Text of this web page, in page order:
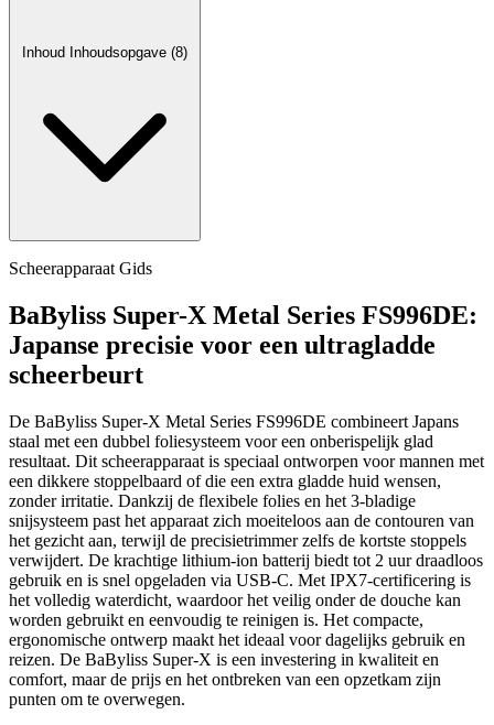
Inhoud Inhoudsopgave (8)
Scheerapparaat Gids
BaByliss Super-X Metal Series FS996DE:
Japanse precisie voor een ultragladde
scheerbeurt
De BaByliss Super-X Metal Series FS996DE combineert Japans
staal met een dubbel foliesysteem voor een onberispelijk glad
resultaat. Dit scheerapparaat is speciaal ontworpen voor mannen met
een dikkere stoppelbaard of die een extra gladde huid wensen,
zonder irritatie. Dankzij de flexibele folies en het 3-bladige
snijsysteem past het apparaat zich moeiteloos aan de contouren van
het gezicht aan, terwijl de precisietrimmer zelfs de kortste stoppels
verwijdert. De krachtige lithium-ion batterij biedt tot 2 uur draadloos
gebruik en is snel opgeladen via USB-C. Met IPX7-certificering is
het volledig waterdicht, waardoor het veilig onder de douche kan
worden gebruikt en eenvoudig te reinigen is. Het compacte,
ergonomische ontwerp maakt het ideaal voor dagelijks gebruik en
reizen. De BaByliss Super-X is een investering in kwaliteit en
comfort, maar de prijs en het ontbreken van een opzetkam zijn
punten om te overwegen.